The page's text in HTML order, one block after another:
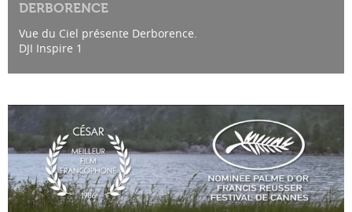
DERBORENCE
Vue du Ciel présente Derborence.
DJI Inspire 1